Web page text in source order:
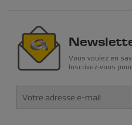
Vous voulez en
Inscrivez-vous